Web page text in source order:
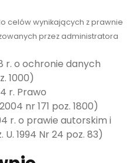
celów wynikających z prawnie
przez administratora
r. o ochronie danych
1000)
r. Prawo
nr 171 poz. 1800)
r. o prawie autorskim i
1994 Nr 24 poz. 83)